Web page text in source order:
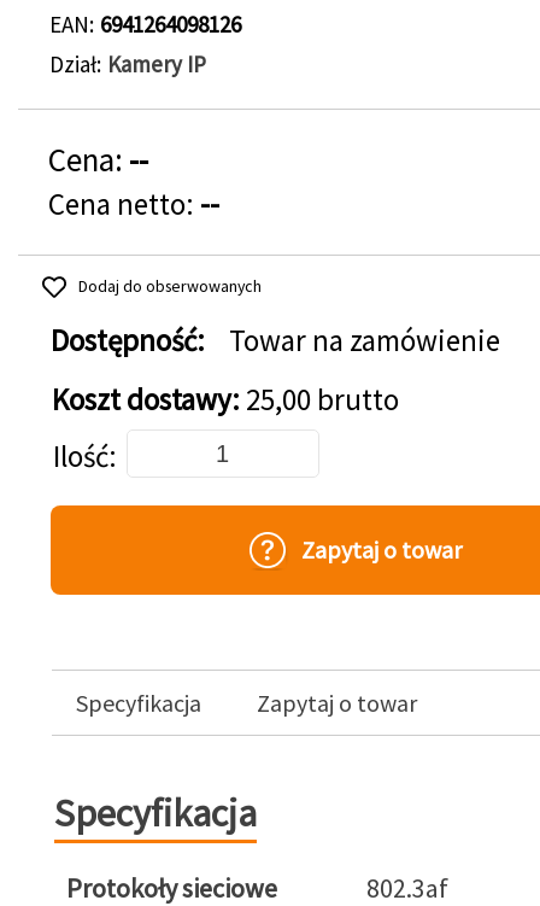
EAN 6941264098126
Dział Kamery IP
Cena: --
Cena netto: --
Dodaj do obserwowanych
Dostępność:
Towar na zamówienie
Koszt dostawy: 25,00 brutto
Dodaj do koszyka
Ilość
Zapytaj o towar
Specyfikacja Zapytaj o towar
Specyfikacja
Protokoły sieciowe
802.3af